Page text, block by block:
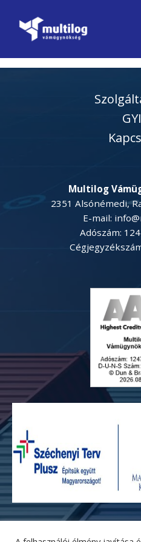
Multilog
2351 Alsónémedi,
E-mail:
Adószám:
Adatvédelmi